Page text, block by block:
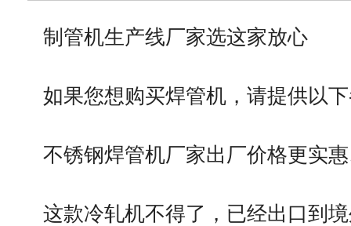
制管机生产线厂家选这家放心
如果您想购买焊管机，请提供以
不锈钢焊管机厂家出厂价格更实
这款冷轧机不得了，已经出口到